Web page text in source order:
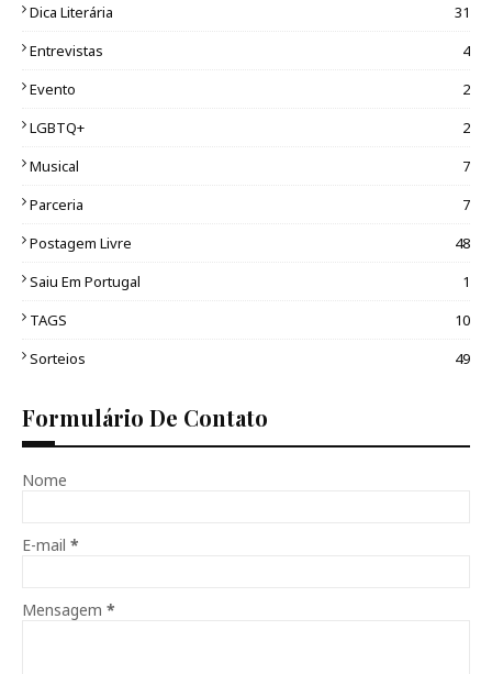
Dica Literária
31
Entrevistas
4
Evento
2
LGBTQ+
2
Musical
7
Parceria
7
Postagem Livre
48
Saiu Em Portugal
1
TAGS
10
Sorteios
49
Formulário De Contato
Nome
E-mail *
Mensagem *